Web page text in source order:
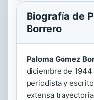
Biografía de
Borrero
Paloma Gómez
diciembre de 1944
periodista y
extensa